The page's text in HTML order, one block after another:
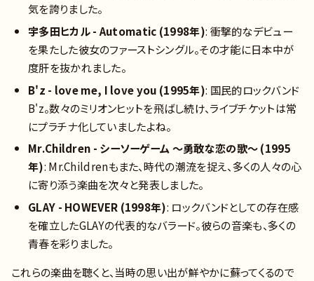
気を誇りました。
宇多田ヒカル - Automatic (1998年): 衝撃的なデビュー
を果たした彼女のファーストシングル。その才能に日本中が
度肝を抜かれました。
B'z - love me, I love you (1995年): 国民的ロックバンド
B'z。数々のミリオンヒットを飛ばし続け、ライブチケットは常
にプラチナ化していましたよね。
Mr.Children - シーソーゲーム ～勇敢な恋の歌～ (1995
年): Mr.Childrenもまた、時代の潮流を捉え、多くの人々の心
に寄り添う楽曲を次々と発表しました。
GLAY - HOWEVER (1998年): ロックバンドとしての存在感
を確立したGLAYの代表的なバラード。彼らの音楽も、多くの
青春を彩りました。
これらの楽曲を聴くと、当時の思い出が鮮やかに蘇ってくるので